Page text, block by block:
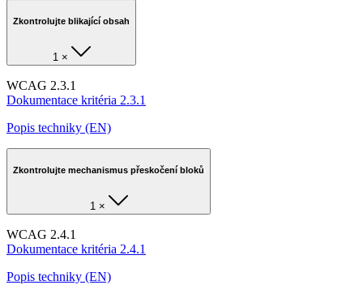
Zkontrolujte blikající obsah
1 ×
WCAG 2.3.1
Dokumentace kritéria 2.3.1
Popis techniky (EN)
Zkontrolujte mechanismus přeskočení bloků
1 ×
WCAG 2.4.1
Dokumentace kritéria 2.4.1
Popis techniky (EN)